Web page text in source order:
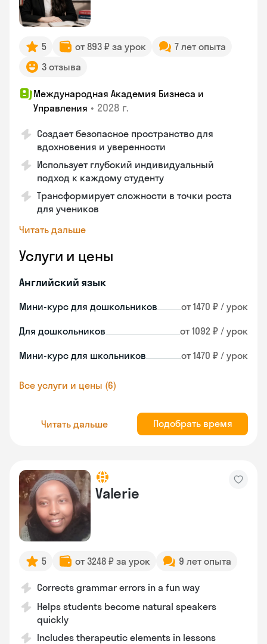
5 от 893 ₽ за урок
7 лет опыта
3 отзыва
Международная Академия Бизнеса и
Управления • 2028 г.
Создает безопасное пространство для
вдохновения и уверенности
Использует глубокий индивидуальный
подход к каждому студенту
Трансформирует сложности в точки роста
для учеников
Читать дальше
Услуги и цены
Английский язык
Мини-курс для дошкольников от 1470 ₽ / урок
Для дошкольников от 1092 ₽ / урок
Мини-курс для школьников от 1470 ₽ / урок
Все услуги и цены (6)
Читать дальше Подобрать время
Valerie
5 от 3248 ₽ за урок 9 лет опыта
Corrects grammar errors in a fun way
Helps students become natural speakers
quickly
Includes therapeutic elements in lessons